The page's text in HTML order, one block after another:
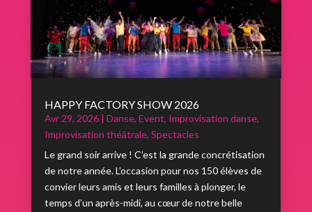
HAPPY FACTORY SHOW 2026
Avr 29, 2026| Danse, Event, Improvisation danse,
Improvisation théâtrale, Spectacles
Le grand soir arrive ! C’est la grande concrétisation
de notre année. L’occasion pour nos 150 élèves de
convier leurs amis et leurs familles à plonger, le
temps d’un après-midi, au cœur de notre belle